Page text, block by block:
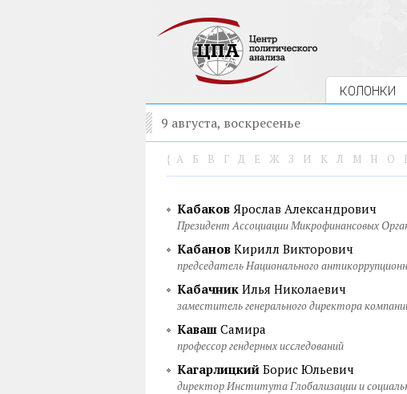
КОЛОНКИ
9 августа, воскресенье
{ А Б В Г Д Е Ж З И К Л М Н О
Кабаков Ярослав Александрович
Президент Ассоциации Микрофинансовых
Кабанов Кирилл Викторович
председатель Национального
Кабачник Илья Николаевич
заместитель генерального директора
Каваш Самира
профессор гендерных исследований
Кагарлицкий Борис Юльевич
директор Института Глобализации и